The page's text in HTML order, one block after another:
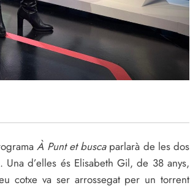
À Punt et busca parlarà de les dos
d’elles és Elisabeth Gil, de 38 anys,
cotxe va ser arrossegat per un torrent